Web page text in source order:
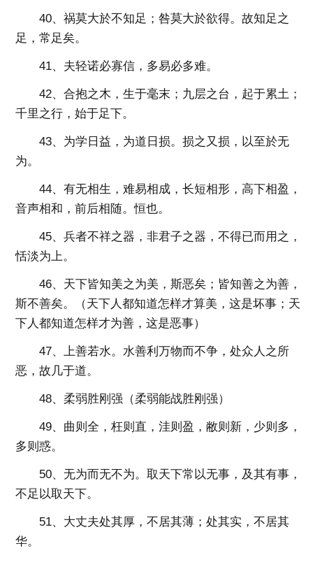
40、祸莫大於不知足；咎莫大於欲得。故知足之
足，常足矣。
41、夫轻诺必寡信，多易必多难。
42、合抱之木，生于毫末；九层之台，起于累土；
千里之行，始于足下。
43、为学日益，为道日损。损之又损，以至於无
为。
44、有无相生，难易相成，长短相形，高下相盈，
音声相和，前后相随。恒也。
45、兵者不祥之器，非君子之器，不得已而用之，
恬淡为上。
46、天下皆知美之为美，斯恶矣；皆知善之为善，
斯不善矣。（天下人都知道怎样才算美，这是坏事；天
下人都知道怎样才为善，这是恶事）
47、上善若水。水善利万物而不争，处众人之所
恶，故几于道。
48、柔弱胜刚强（柔弱能战胜刚强）
49、曲则全，枉则直，洼则盈，敝则新，少则多，
多则惑。
50、无为而无不为。取天下常以无事，及其有事，
不足以取天下。
51、大丈夫处其厚，不居其薄；处其实，不居其
华。